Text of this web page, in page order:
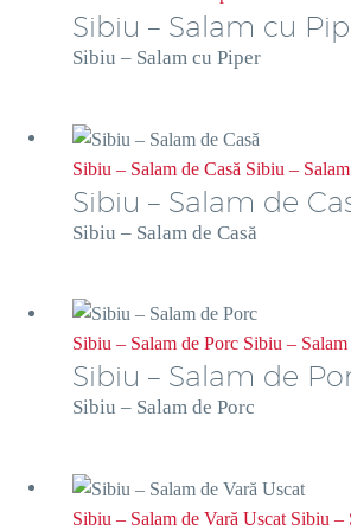
Sibiu – Salam cu
Sibiu – Salam cu Piper
Sibiu – Salam de Casă Sibiu –
Sibiu – Salam de
Sibiu – Salam de Casă
Sibiu – Salam de Porc Sibiu –
Sibiu – Salam de
Sibiu – Salam de Porc
Sibiu – Salam de Vară Uscat Sibiu –